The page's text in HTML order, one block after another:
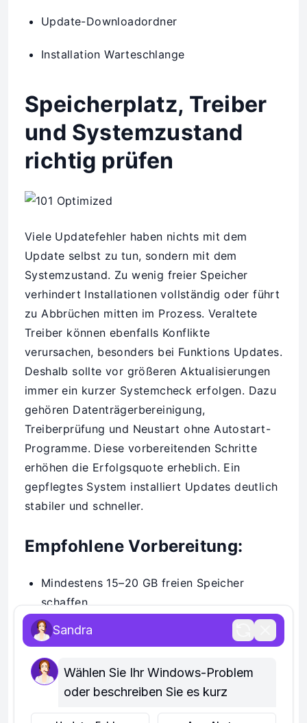
Update-Downloadordner
Installation Warteschlange
Speicherplatz, Treiber
und Systemzustand
richtig prüfen
Viele Updatefehler haben nichts mit dem
Update selbst zu tun, sondern mit dem
Systemzustand. Zu wenig freier Speicher
verhindert Installationen vollständig oder führt
zu Abbrüchen mitten im Prozess. Veraltete
Treiber können ebenfalls Konflikte
verursachen, besonders bei Funktions Updates.
Deshalb sollte vor größeren Aktualisierungen
immer ein kurzer Systemcheck erfolgen. Dazu
gehören Datenträgerbereinigung,
Treiberprüfung und Neustart ohne Autostart-
Programme. Diese vorbereitenden Schritte
erhöhen die Erfolgsquote erheblich. Ein
gepflegtes System installiert Updates deutlich
stabiler und schneller.
Empfohlene Vorbereitung:
Mindestens 15–20 GB freien Speicher
schaffen
Wichtige Treiber aktualisieren
Temporäre Dateien löschen
Autostart reduzieren
Sandra
Wählen Sie Ihr Windows-Problem
oder beschreiben Sie es kurz